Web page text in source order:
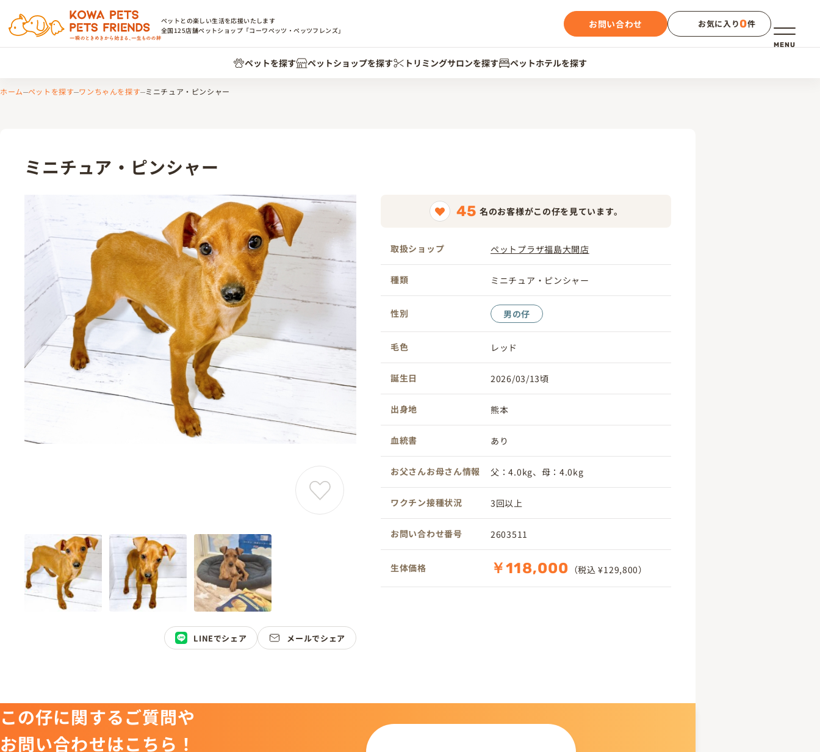
メニュー
MENU
ペットとの楽しい生活を応援いたします
全国125店舗ペットショップ「コーワペッツ・ペッツフレンズ」
お問い合わせ お気に入り0件
ペットを探す ペットショップを探す トリミングサロンを探す ペットホテルを探す
ホーム ペットを探す ワンちゃんを探す ミニチュア・ピンシャー
ミニチュア・ピンシャー
45 名のお客様がこの仔を見ています。
取扱ショップ ペットプラザ福島大開店
種類 ミニチュア・ピンシャー
性別 男の仔
毛色 レッド
誕生日 2026/03/13頃
出身地 熊本
血統書 あり
お父さんお母さん情報 父：4.0kg、母：4.0kg
ワクチン接種状況 3回以上
お問い合わせ番号 2603511
生体価格 ￥118,000 （税込 ¥129,800）
LINEでシェア メールでシェア
この仔に関するご質問や
お問い合わせはこちら！